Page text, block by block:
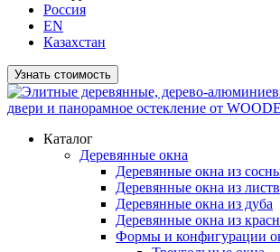
Россия
EN
Казахстан
Узнать стоимость
Каталог
Деревянные окна
Деревянные окна из
Деревянные окна из
Деревянные окна из дуба
Деревянные окна из
Формы и конфигурации